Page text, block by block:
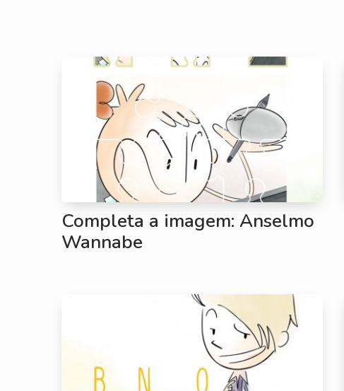
Completa a imagem: Anselmo
Wannabe